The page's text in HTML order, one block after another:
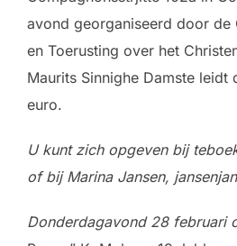
avond georganiseerd door de
en Toerusting over het
Maurits Sinnighe Damste leidt
euro.
U kunt zich opgeven bij
of bij Marina Jansen,
Donderdagavond 28 februari